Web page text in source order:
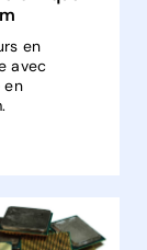
en
avec
en